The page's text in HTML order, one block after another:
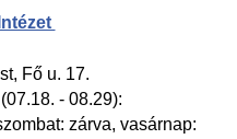
Fő u. 17.
- 08.29):
zárva, vasárnap: